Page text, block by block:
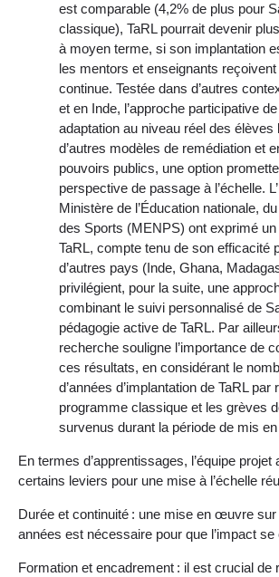
est comparable (4,2% de plus pour
classique), TaRL pourrait devenir
à moyen terme, si son implantation
les mentors et enseignants
continue. Testée dans d’autres
et en Inde, l’approche participative
adaptation au niveau réel des élèves
d’autres modèles de remédiation et
pouvoirs publics, une option
perspective de passage à l’échelle.
Ministère de l’Éducation nationale,
des Sports (MENPS) ont exprimé un
TaRL, compte tenu de son efficacité
d’autres pays (Inde, Ghana,
privilégient, pour la suite, une
combinant le suivi personnalisé de
pédagogie active de TaRL. Par
recherche souligne l’importance de
ces résultats, en considérant le
d’années d’implantation de TaRL par
programme classique et les grèves
survenus durant la période de mis
En termes d’apprentissages, l’équipe projet
certains leviers pour une mise à l’échelle
Durée et continuité : une mise en œuvre sur
années est nécessaire pour que l’impact se
Formation et encadrement : il est crucial de